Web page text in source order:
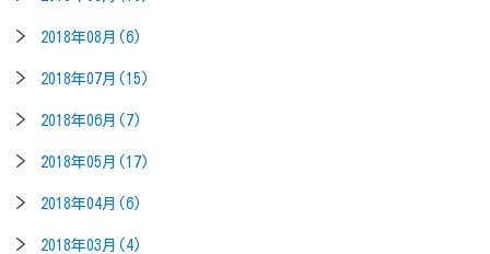
2018年08月(6)
2018年07月(15)
2018年06月(7)
2018年05月(17)
2018年04月(6)
2018年03月(4)